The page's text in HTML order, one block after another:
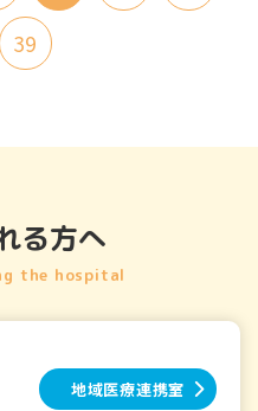
39
る方へ
the hospital
地域医療連携室